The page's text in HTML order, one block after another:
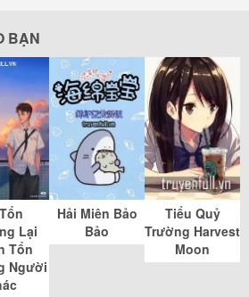
BẠN
Lại
Tổn
Người
Hải Miên Bảo
Bảo
Tiểu Quỷ
Trường Harvest
Moon